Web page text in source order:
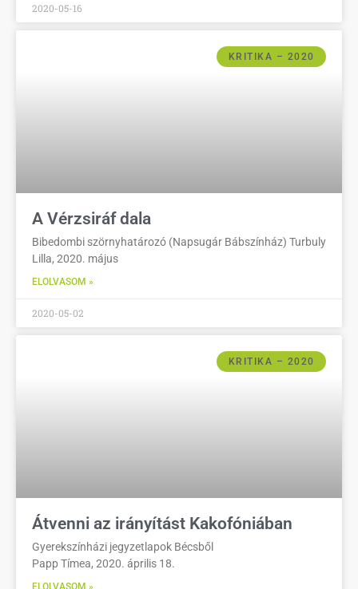
2020-05-16
KRITIKA – 2020
A Vérzsiráf dala
Bibedombi szörnyhatározó (Napsugár Bábszínház) Turbuly
Lilla, 2020. május
ELOLVASOM »
2020-05-02
KRITIKA – 2020
Átvenni az irányítást Kakofóniában
Gyerekszínházi jegyzetlapok Bécsből
Papp Tímea, 2020. április 18.
ELOLVASOM »